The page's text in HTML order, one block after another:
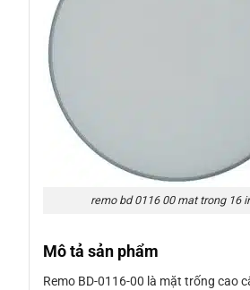
remo bd 0116 00 mat trong 16
Mô tả sản phẩm
Remo BD-0116-00 là mặt trống cao